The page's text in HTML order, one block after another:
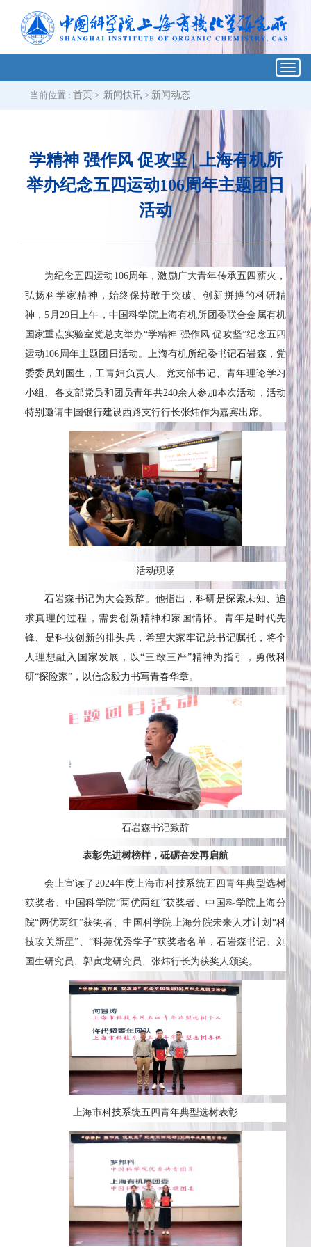
当前位置 : 首页 > 新闻快讯 > 新闻动态
学精神 强作风 促攻坚 | 上海有机所
举办纪念五四运动106周年主题团日
活动
为纪念五四运动 106周年，激励广大青年传承五四薪火，
弘扬科学家精神，始终保持敢于突破、创新拼搏的科研精
神，5 月 29日上午，中国科学院上海有机所团委联合金属有机
国家重点实验室党总支举办“学精神 强作风 促攻坚”纪念五四
运动106周年主题团日活动。上海有机所纪委书记石岩森，党
委委员刘国生，工青妇负责人、党支部书记、青年理论学习
小组、各支部党员和团员青年共240余人参加本次活动，活动
特别邀请中国银行建设西路支行行长张炜作为嘉宾出席。
活动现场
石岩森书记为大会致辞。他指出， 科研是探索未知、追
求真理的过程，需要创新精神和家国情怀。青年是时代先
锋、是科技创新的排头兵，希望大家牢记总书记嘱托，将个
人理想融入国家发展，以“三敢三严”精神为指引，勇做科
研“探险家”，以信念毅力书写青春华章。
石岩森书记致辞
表彰先进树榜样，砥砺奋发再启航
会上宣读了2024年度上海市科技系统五四青年典型选树
获奖者、中国科学院“两优两红”获奖者、中国科学院上海分
院“两优两红”获奖者、中国科学院上海分院未来人才计划“科
技攻关新星”、“科苑优秀学子”获奖者名单，石岩森书记、刘
国生研究员、郭寅龙研究员、张炜行长为获奖人颁奖。
上海市科技系统五四青年典型选树表彰